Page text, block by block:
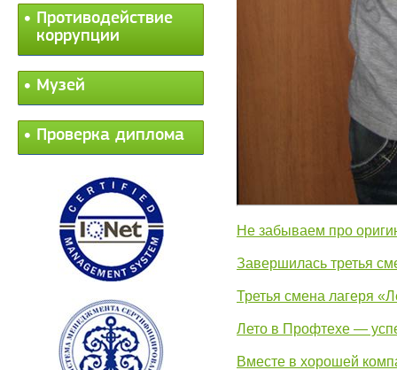
Противодействие
коррупции
Музей
Проверка диплома
Не забываем про
Завершилась третья
Третья смена лагеря
Лето в Профтехе —
Вместе в хорошей